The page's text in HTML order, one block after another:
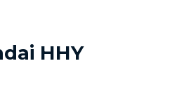
HHY